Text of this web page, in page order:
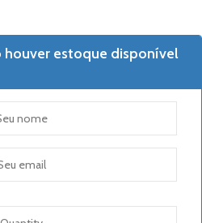
houver estoque disponível